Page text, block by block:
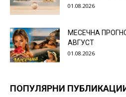
01.08.2026
МЕСЕЧНА
АВГУСТ
01.08.2026
ПОПУЛЯРНИ